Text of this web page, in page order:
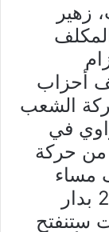
زهير
أحزاب
الشعب
في
من حركة
مساء
اليوم الخميس 23 جانفي 2020 بدار
ستنفتح